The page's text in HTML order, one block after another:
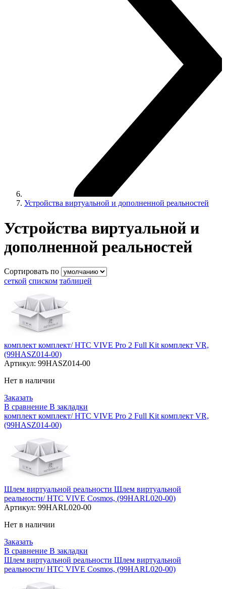
Устройства виртуальной и дополненной реальностей
Устройства виртуальной и
дополненной реальностей
Сортировать по
сеткой списком таблицей
комплект комплект/ HTC VIVE Pro 2 Full Kit комплект VR,
(99HASZ014-00)
Артикул: 99HASZ014-00
Нет в наличии
Заказать
В сравнение В закладки
комплект комплект/ HTC VIVE Pro 2 Full Kit комплект VR,
(99HASZ014-00)
Шлем виртуальной реальности Шлем виртуальной
реальности/ HTC VIVE Cosmos, (99HARL020-00)
Артикул: 99HARL020-00
Нет в наличии
Заказать
В сравнение В закладки
Шлем виртуальной реальности Шлем виртуальной
реальности/ HTC VIVE Cosmos, (99HARL020-00)